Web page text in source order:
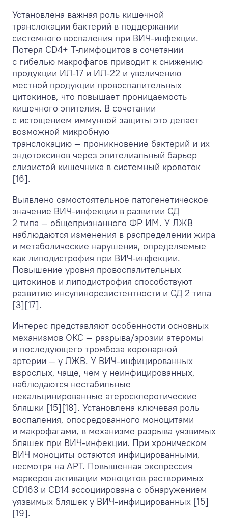
Установлена важная роль кишечной
транслокации бактерий в поддержании
системного воспаления при ВИЧ-инфекции.
Потеря CD4+ Т-лимфоцитов в сочетании
с гибелью макрофагов приводит к снижению
продукции ИЛ-17 и ИЛ-22 и увеличению
местной продукции провоспалительных
цитокинов, что повышает проницаемость
кишечного эпителия. В сочетании
с истощением иммунной защиты это делает
возможной микробную
транслокацию — проникновение бактерий и их
эндотоксинов через эпителиальный барьер
слизистой кишечника в системный кровоток
[16].
Выявлено самостоятельное патогенетическое
значение ВИЧ-инфекции в развитии СД
2 типа — общепризнанного ФР ИМ. У ЛЖВ
наблюдаются изменения в распределении жира
и метаболические нарушения, определяемые
как липодистрофия при ВИЧ-инфекции.
Повышение уровня провоспалительных
цитокинов и липодистрофия способствуют
развитию инсулинорезистентности и СД 2 типа
[3][17].
Интерес представляют особенности основных
механизмов ОКС — разрыва/эрозии атеромы
и последующего тромбоза коронарной
артерии — у ЛЖВ. У ВИЧ-инфицированных
взрослых, чаще, чем у неинфицированных,
наблюдаются нестабильные
некальцинированные атеросклеротические
бляшки [15][18]. Установлена ключевая роль
воспаления, опосредованного моноцитами
и макрофагами, в механизме разрыва уязвимых
бляшек при ВИЧ-инфекции. При хроническом
ВИЧ моноциты остаются инфицированными,
несмотря на АРТ. Повышенная экспрессия
маркеров активации моноцитов растворимых
CD163 и CD14 ассоциирована с обнаружением
уязвимых бляшек у ВИЧ-инфицированных [15]
[19].